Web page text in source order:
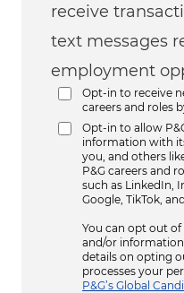
receive
text messages
employment
Opt-in to receive
careers and roles
Opt-in to allow
information with
you, and others
P&G careers and
such as LinkedIn,
Google, TikTok,
You can opt out
and/or
details on opting
processes your
P&G’s Global